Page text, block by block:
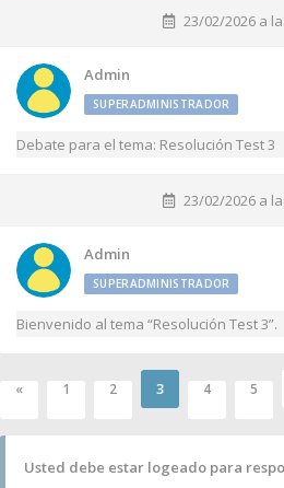
23/02/2026 a
Admin
SUPERADMINISTRADOR
Debate para el tema: Resolución Test 3
23/02/2026 a
Admin
SUPERADMINISTRADOR
Bienvenido al tema “Resolución Test 3”.
« 1 2 3 4 5
Usted debe estar logeado para